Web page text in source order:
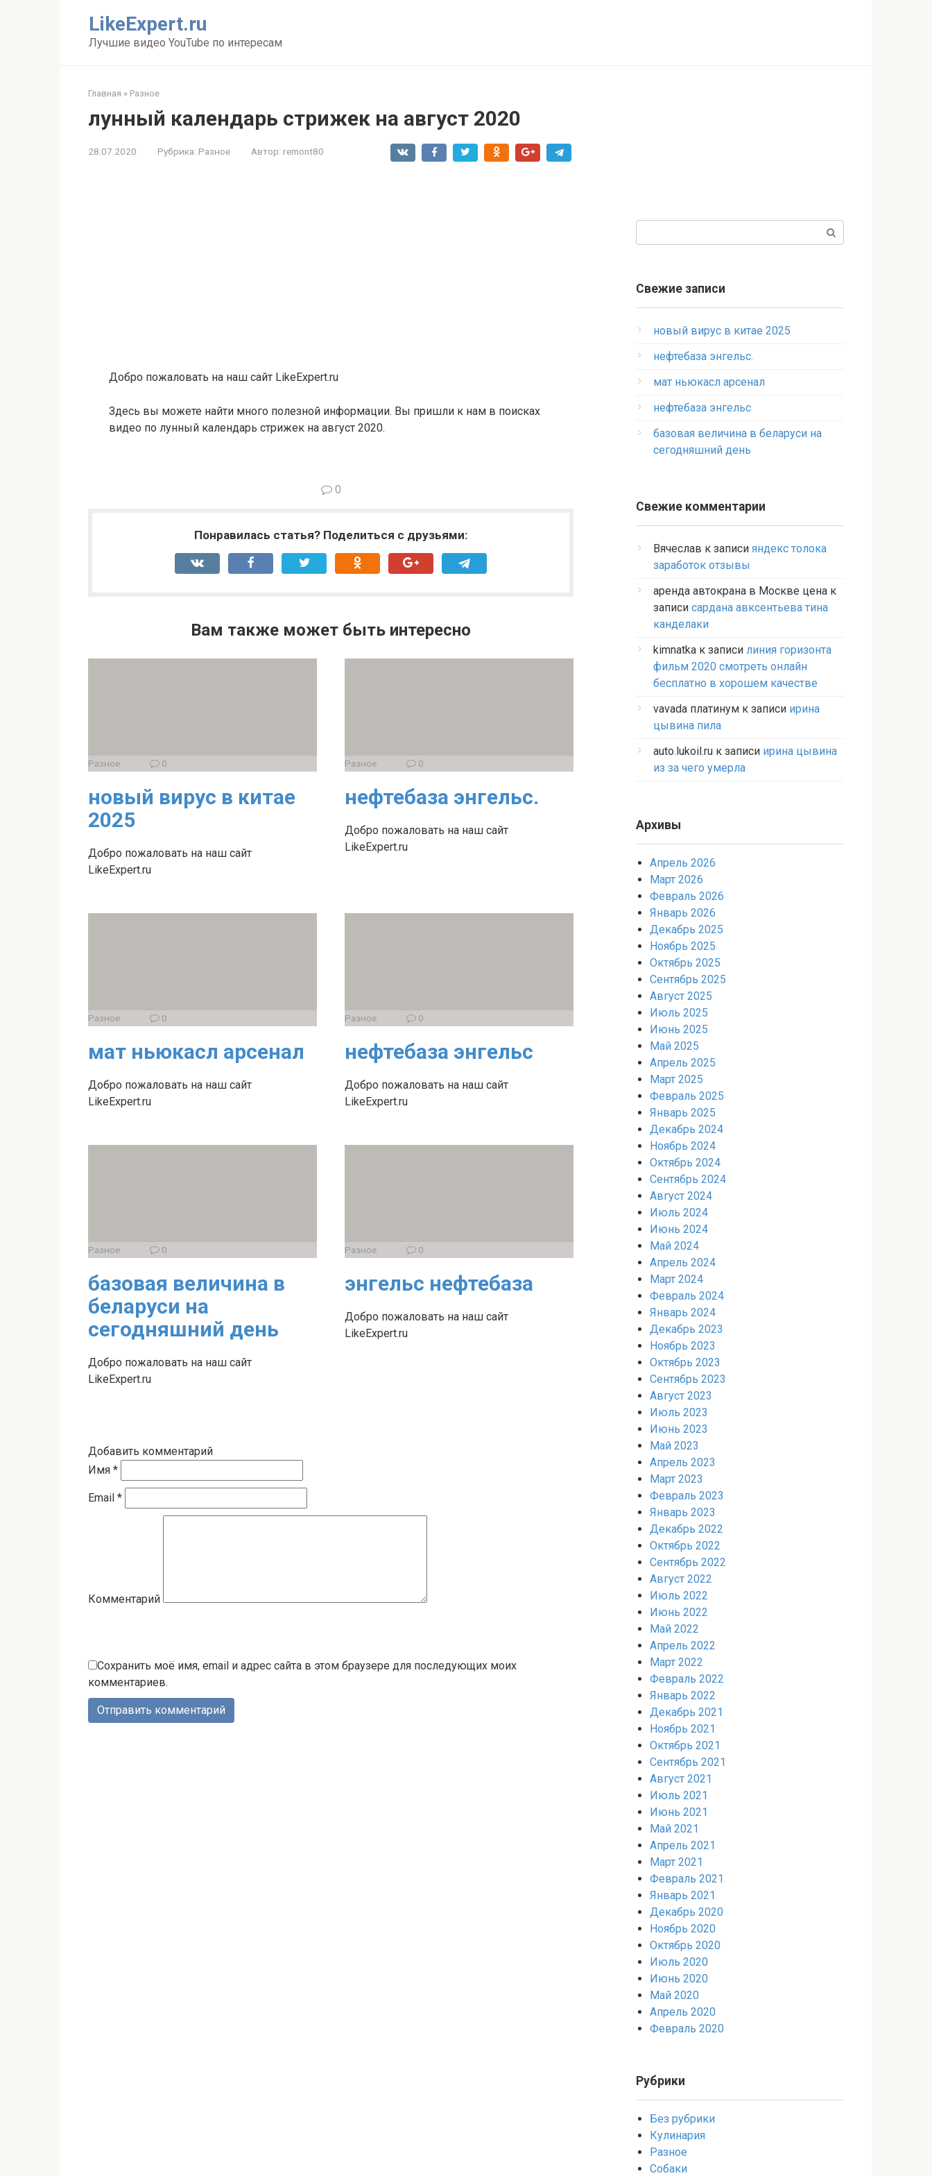
LikeExpert.ru
Лучшие видео YouTube по интересам
Главная » Разное
лунный календарь стрижек на август 2020
28.07.2020 Рубрика: Разное Автор: remont80
Добро пожаловать на наш сайт LikeExpert.ru
Здесь вы можете найти много полезной информации. Вы пришли к нам в поисках
видео по лунный календарь стрижек на август 2020.
0
Понравилась статья? Поделиться с друзьями:
Вам также может быть интересно
Разное 0
новый вирус в китае
2025
Добро пожаловать на наш сайт
LikeExpert.ru
Разное 0
нефтебаза энгельс.
Добро пожаловать на наш сайт
LikeExpert.ru
Разное 0
мат ньюкасл арсенал
Добро пожаловать на наш сайт
LikeExpert.ru
Разное 0
нефтебаза энгельс
Добро пожаловать на наш сайт
LikeExpert.ru
Разное 0
базовая величина в
беларуси на
сегодняшний день
Добро пожаловать на наш сайт
LikeExpert.ru
Разное 0
энгельс нефтебаза
Добро пожаловать на наш сайт
LikeExpert.ru
Добавить комментарий
Имя *
Email *
Комментарий
Сохранить моё имя, email и адрес сайта в этом браузере для последующих моих
комментариев.
Свежие записи
новый вирус в китае 2025
нефтебаза энгельс.
мат ньюкасл арсенал
нефтебаза энгельс
базовая величина в беларуси на
сегодняшний день
Свежие комментарии
Вячеслав к записи яндекс толока
заработок отзывы
аренда автокрана в Москве цена к
записи сардана авксентьева тина
канделаки
kimnatka к записи линия горизонта
фильм 2020 смотреть онлайн
бесплатно в хорошем качестве
vavada платинум к записи ирина
цывина пила
auto.lukoil.ru к записи ирина цывина
из за чего умерла
Архивы
Апрель 2026
Март 2026
Февраль 2026
Январь 2026
Декабрь 2025
Ноябрь 2025
Октябрь 2025
Сентябрь 2025
Август 2025
Июль 2025
Июнь 2025
Май 2025
Апрель 2025
Март 2025
Февраль 2025
Январь 2025
Декабрь 2024
Ноябрь 2024
Октябрь 2024
Сентябрь 2024
Август 2024
Июль 2024
Июнь 2024
Май 2024
Апрель 2024
Март 2024
Февраль 2024
Январь 2024
Декабрь 2023
Ноябрь 2023
Октябрь 2023
Сентябрь 2023
Август 2023
Июль 2023
Июнь 2023
Май 2023
Апрель 2023
Март 2023
Февраль 2023
Январь 2023
Декабрь 2022
Октябрь 2022
Сентябрь 2022
Август 2022
Июль 2022
Июнь 2022
Май 2022
Апрель 2022
Март 2022
Февраль 2022
Январь 2022
Декабрь 2021
Ноябрь 2021
Октябрь 2021
Сентябрь 2021
Август 2021
Июль 2021
Июнь 2021
Май 2021
Апрель 2021
Март 2021
Февраль 2021
Январь 2021
Декабрь 2020
Ноябрь 2020
Октябрь 2020
Июль 2020
Июнь 2020
Май 2020
Апрель 2020
Февраль 2020
Рубрики
Без рубрики
Кулинария
Разное
Собаки